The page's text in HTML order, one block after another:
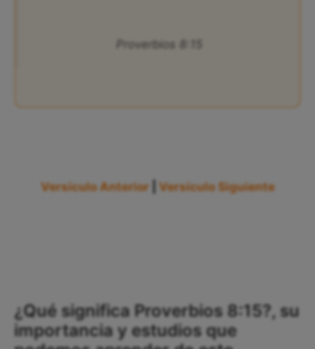
Proverbios 8:15
Versículo Anterior Versículo Siguiente
¿Qué significa Proverbios 8:15?, su
importancia y estudios que